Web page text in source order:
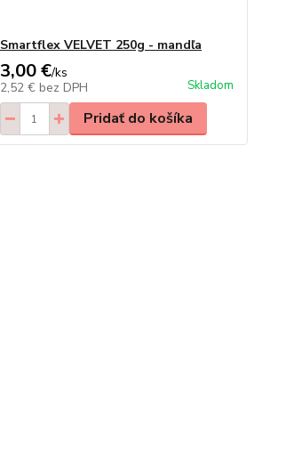
Smartflex VELVET 250g - mandľa
3,00 €/ks
2,52 € bez DPH Skladom
Pridať do košíka